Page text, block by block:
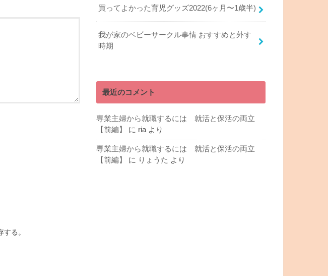
る。
買ってよかった育児グッズ2022(6ヶ月〜1歳半)
我が家のベビーサークル事情 おすすめと外す
時期
最近のコメント
専業主婦から就職するには 就活と保活の両立
【前編】
に ria より
専業主婦から就職するには 就活と保活の両立
【前編】
に りょうた より